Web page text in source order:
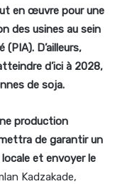
en œuvre pour une
des usines au sein
D’ailleurs,
d’ici à 2028,
de soja.
production
de garantir un
et envoyer le
Kadzakade,